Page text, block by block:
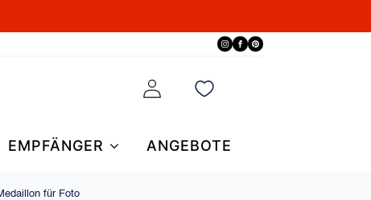
EMPFÄNGER ANGEBOTE
für Foto